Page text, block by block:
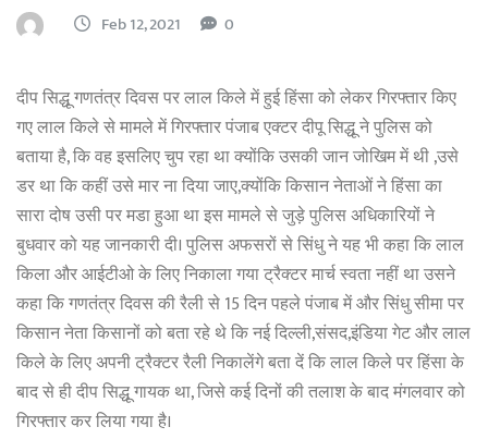
Feb 12, 2021 0
दीप सिद्धू गणतंत्र दिवस पर लाल किले में हुई हिंसा को लेकर गिरफ्तार किए
गए लाल किले से मामले में गिरफ्तार पंजाब एक्टर दीपू सिद्धू ने पुलिस को
बताया है, कि वह इसलिए चुप रहा था क्योंकि उसकी जान जोखिम में थी ,उसे
डर था कि कहीं उसे मार ना दिया जाए,क्योंकि किसान नेताओं ने हिंसा का
सारा दोष उसी पर मडा हुआ था इस मामले से जुड़े पुलिस अधिकारियों ने
बुधवार को यह जानकारी दी। पुलिस अफसरों से सिंधु ने यह भी कहा कि लाल
किला और आईटीओ के लिए निकाला गया ट्रैक्टर मार्च स्वता नहीं था उसने
कहा कि गणतंत्र दिवस की रैली से 15 दिन पहले पंजाब में और सिंधु सीमा पर
किसान नेता किसानों को बता रहे थे कि नई दिल्ली,संसद,इंडिया गेट और लाल
किले के लिए अपनी ट्रैक्टर रैली निकालेंगे बता दें कि लाल किले पर हिंसा के
बाद से ही दीप सिद्धू गायक था, जिसे कई दिनों की तलाश के बाद मंगलवार को
गिरफ्तार कर लिया गया है।